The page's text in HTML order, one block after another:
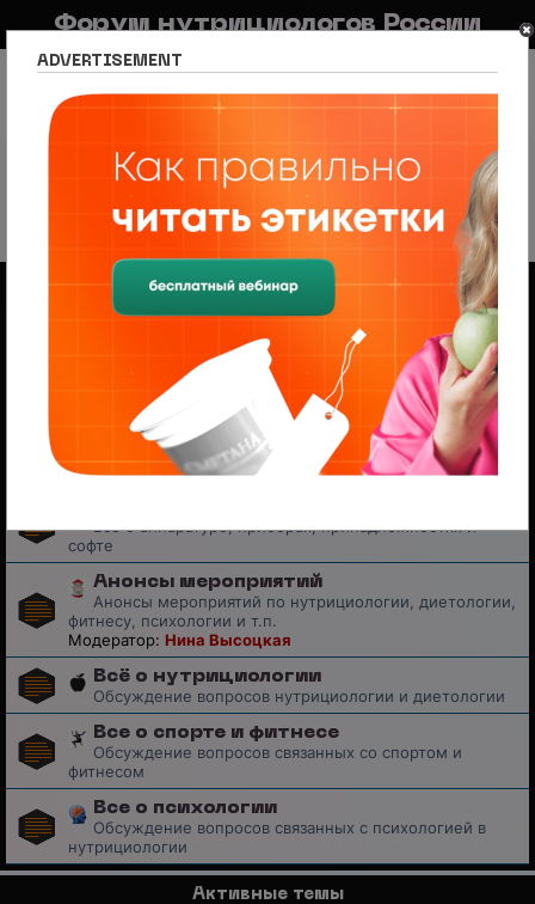
Форум нутрициологов России
FAQ Правила
Новостной портал Список разделов Раздел для специалистов
Раздел для специалистов
Форум
Обучение
Учебные программы отечественных школ
нутрициологии. Отзывы и объявления о начале обучения
Подфорум:
НЦПС
Обучение за рубежом
Учебные программы зарубежных школ
нутрициологии. Отзывы и объявления о начале
обучающих циклов
Все о аппаратуре, приборах, принадлежностях и
софте
Анонсы мероприятий
Анонсы мероприятий по нутрициологии, диетологии,
фитнесу, психологии и т.п.
Модератор: Нина Высоцкая
Всё о нутрициологии
Обсуждение вопросов нутрициологии и диетологии
Все о спорте и фитнесе
Обсуждение вопросов связанных со спортом и
фитнесом
Все о психологии
Обсуждение вопросов связанных с психологией в
нутрициологии
Активные темы
ADVERTISEMENT